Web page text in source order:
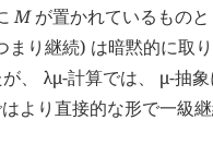
Mが置かれているもの
まり継続) は暗黙的に取
、 λμ-計算では、 μ-抽
より直接的な形で一級